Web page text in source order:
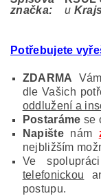
značka:
u
Potřebujete
ZDARMA
dle Vašich
oddlužení a
Postaráme se
Napištenám
nejbližším
Ve
telefonickou
postupu.